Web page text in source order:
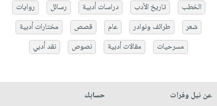
الخطب
تاريخ الأدب دراسات أدبية رسائل
روايات
شعر
طرائف ونوادر عام قصص
مختارات أدبية
مسرحيات
مقالات أدبية نصوص نقد أدبي
عن نيل وفرات
حسابك